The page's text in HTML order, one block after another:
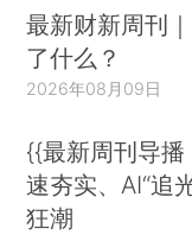
最新财新周刊
了什么？
2026年08月09日
{{最新周刊导
速夯实、AI“追
狂潮